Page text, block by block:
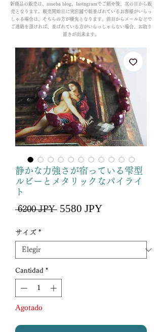
新商品の販売は、ameba blog、Instagramでご紹介後、次の日から販
売となります。販売開始日に実店舗で朝並ばれているお客様がいらっ
しゃる場合は、そちらの方が優先となります。前日からメールなどで
ご連絡を頂ければ、並ばれている方がいらっしゃらない場合、お取り
置きが出来ます。
静かな力強さが宿っている雫型
ルビーとメタリックなパイライ
ト
6200 JPY Precio
5580 JPYPrecio
サイズ *
Cantidad *
Agotado